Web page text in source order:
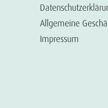
Allgemeine
Impressum